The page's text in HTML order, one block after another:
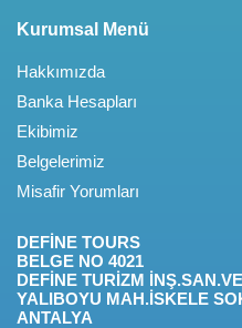
Kurumsal Menü
Hakkımızda
Banka Hesapları
Ekibimiz
Belgelerimiz
Misafir Yorumları
DEFİNE TOURS
BELGE NO 4021
DEFİNE TURİZM
YALIBOYU MAH.İSKELE
ANTALYA